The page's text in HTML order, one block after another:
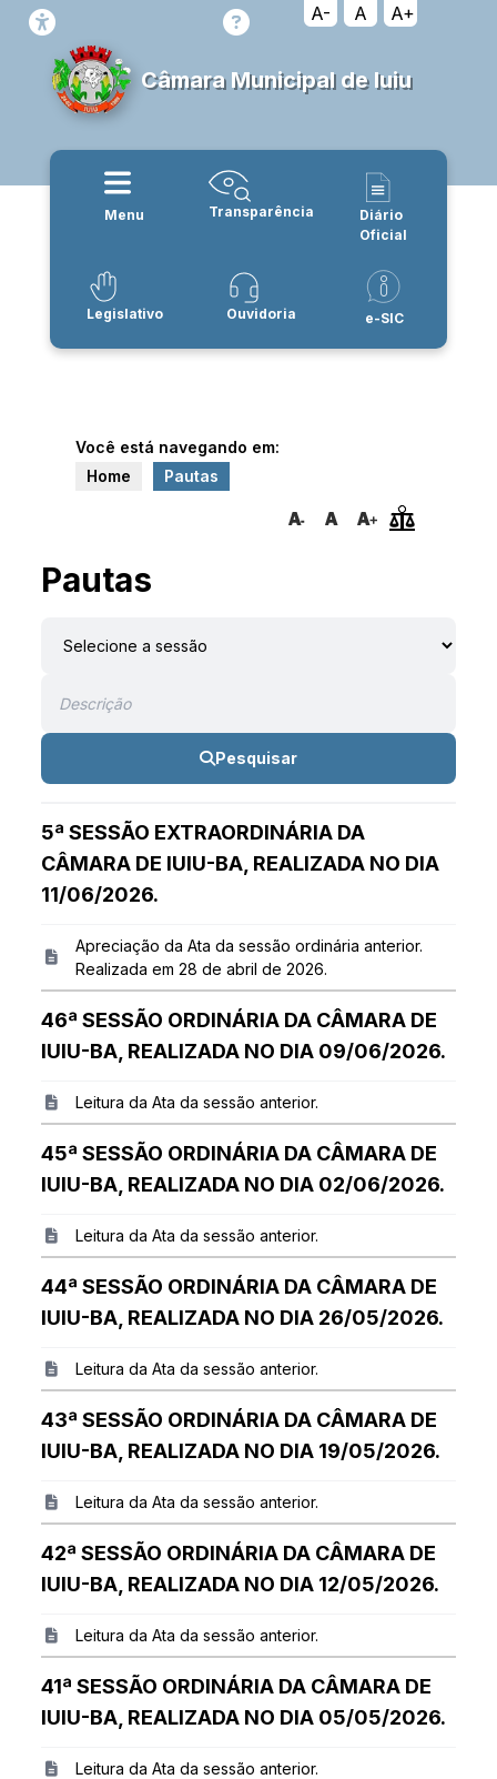
A- A A+
Câmara Municipal de Iuiu
Menu Transparência
Diário
Oficial
Legislativo Ouvidoria e-SIC
Você está navegando em:
Home
Pautas
Pautas
Pesquisar
5ª SESSÃO EXTRAORDINÁRIA DA
CÂMARA DE IUIU-BA, REALIZADA NO DIA
11/06/2026.
Apreciação da Ata da sessão ordinária anterior.
Realizada em 28 de abril de 2026.
46ª SESSÃO ORDINÁRIA DA CÂMARA DE
IUIU-BA, REALIZADA NO DIA 09/06/2026.
Leitura da Ata da sessão anterior.
45ª SESSÃO ORDINÁRIA DA CÂMARA DE
IUIU-BA, REALIZADA NO DIA 02/06/2026.
Leitura da Ata da sessão anterior.
44ª SESSÃO ORDINÁRIA DA CÂMARA DE
IUIU-BA, REALIZADA NO DIA 26/05/2026.
Leitura da Ata da sessão anterior.
43ª SESSÃO ORDINÁRIA DA CÂMARA DE
IUIU-BA, REALIZADA NO DIA 19/05/2026.
Leitura da Ata da sessão anterior.
42ª SESSÃO ORDINÁRIA DA CÂMARA DE
IUIU-BA, REALIZADA NO DIA 12/05/2026.
Leitura da Ata da sessão anterior.
41ª SESSÃO ORDINÁRIA DA CÂMARA DE
IUIU-BA, REALIZADA NO DIA 05/05/2026.
Leitura da Ata da sessão anterior.